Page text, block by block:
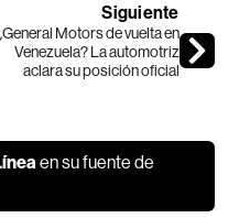
Siguiente
Motors de vuelta en
Venezuela? La automotriz
aclara su posición oficial
en su fuente de